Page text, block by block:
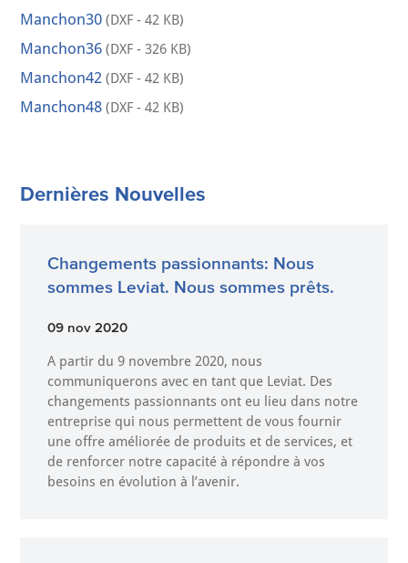
Manchon30 (DXF - 42 KB)
Manchon36 (DXF - 326 KB)
Manchon42 (DXF - 42 KB)
Manchon48 (DXF - 42 KB)
Dernières Nouvelles
Changements passionnants: Nous
sommes Leviat. Nous sommes prêts.
09 nov 2020
A partir du 9 novembre 2020, nous
communiquerons avec en tant que Leviat. Des
changements passionnants ont eu lieu dans notre
entreprise qui nous permettent de vous fournir
une offre améliorée de produits et de services, et
de renforcer notre capacité à répondre à vos
besoins en évolution à l’avenir.